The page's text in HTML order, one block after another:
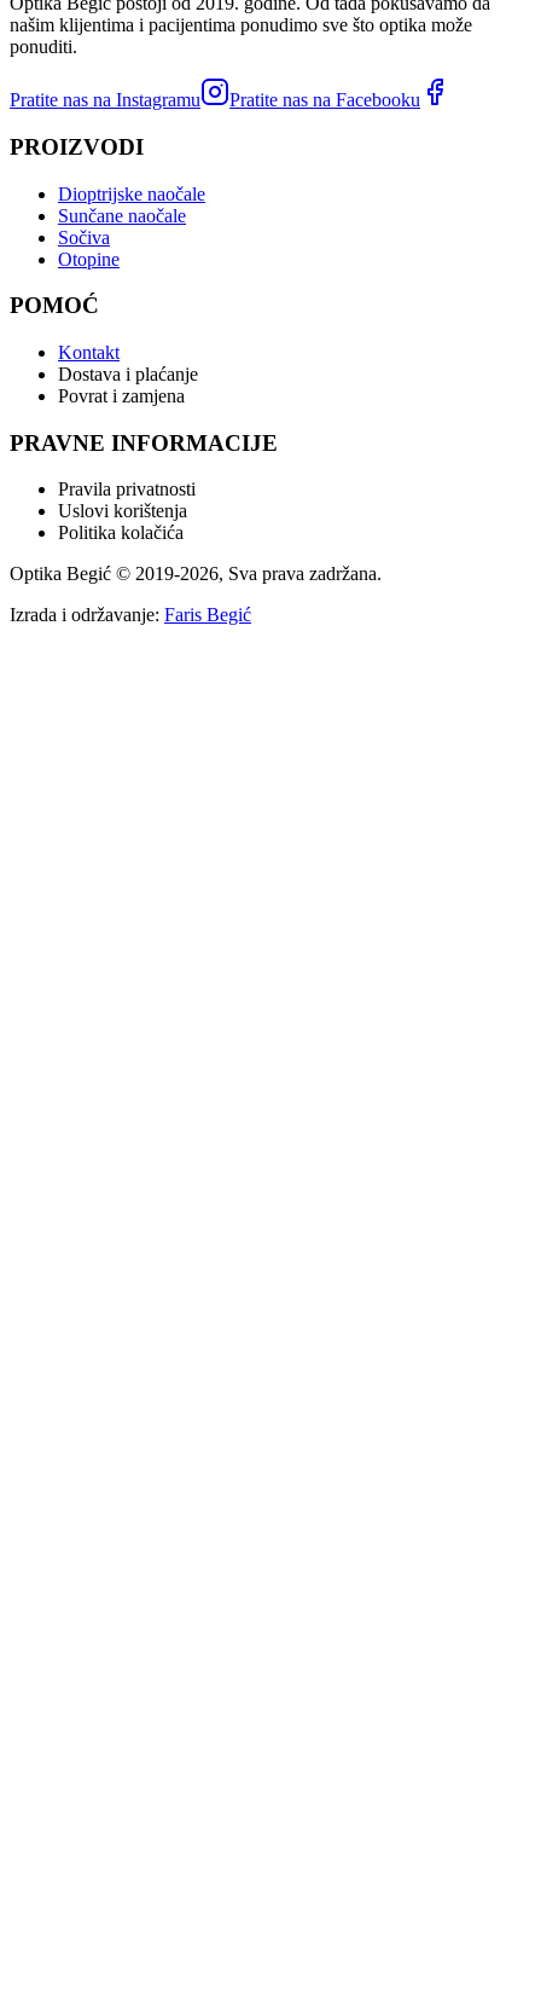
našim klijentima i pacijentima ponudimo sve što optika može
ponuditi.
Pratite nas na Instagramu Pratite nas na Facebooku
PROIZVODI
Dioptrijske naočale
Sunčane naočale
Sočiva
Otopine
POMOĆ
Kontakt
Dostava i plaćanje
Povrat i zamjena
PRAVNE INFORMACIJE
Pravila privatnosti
Uslovi korištenja
Politika kolačića
Optika Begić © 2019-2026, Sva prava zadržana.
Izrada i održavanje: Faris Begić